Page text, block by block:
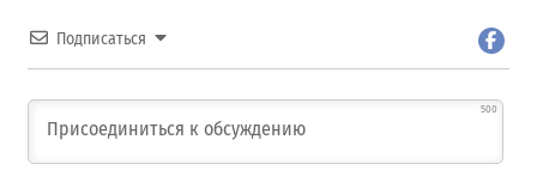
Подписаться
500